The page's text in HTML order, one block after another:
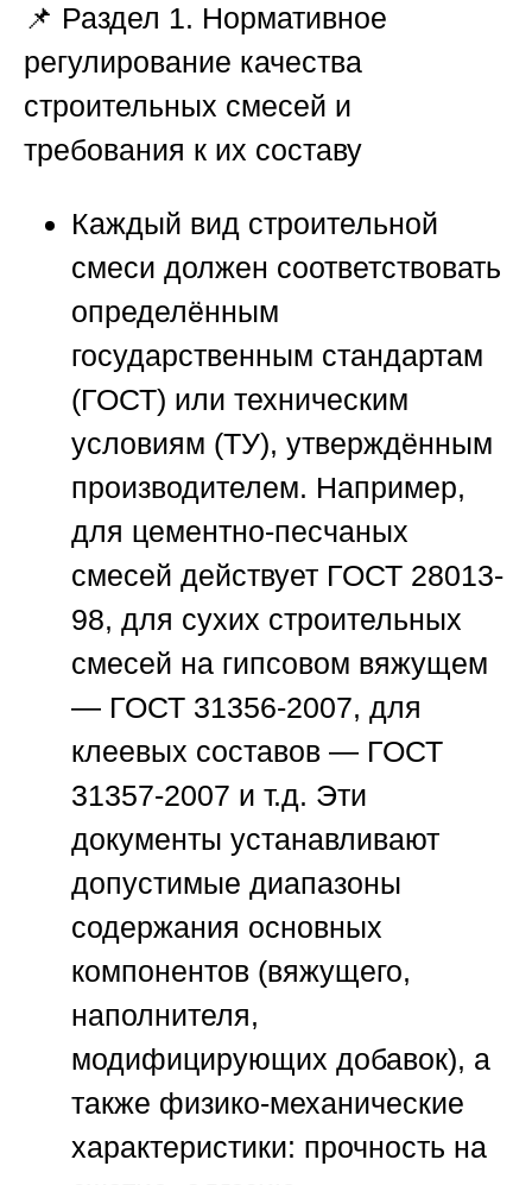
📌 Раздел 1. Нормативное
регулирование качества
строительных смесей и
требования к их составу
Каждый вид строительной
смеси должен соответствовать
определённым
государственным стандартам
(ГОСТ) или техническим
условиям (ТУ), утверждённым
производителем. Например,
для цементно-песчаных
смесей действует ГОСТ 28013-
98, для сухих строительных
смесей на гипсовом вяжущем
— ГОСТ 31356-2007, для
клеевых составов — ГОСТ
31357-2007 и т.д. Эти
документы устанавливают
допустимые диапазоны
содержания основных
компонентов (вяжущего,
наполнителя,
модифицирующих добавок), а
также физико-механические
характеристики: прочность на